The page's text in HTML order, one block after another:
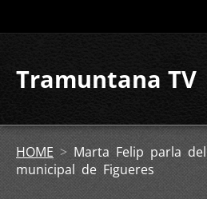
Tramuntana TV
HOME > Marta Felip parla
municipal de Figueres